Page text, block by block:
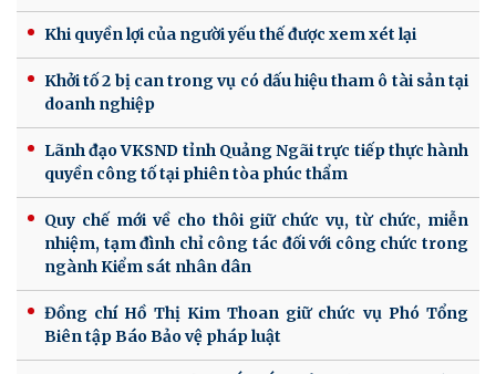
Khi quyền lợi của người yếu thế được xem xét lại
Khởi tố 2 bị can trong vụ có dấu hiệu tham ô tài sản tại
doanh nghiệp
Lãnh đạo VKSND tỉnh Quảng Ngãi trực tiếp thực hành
quyền công tố tại phiên tòa phúc thẩm
Quy chế mới về cho thôi giữ chức vụ, từ chức, miễn
nhiệm, tạm đình chỉ công tác đối với công chức trong
ngành Kiểm sát nhân dân
Đồng chí Hồ Thị Kim Thoan giữ chức vụ Phó Tổng
Biên tập Báo Bảo vệ pháp luật